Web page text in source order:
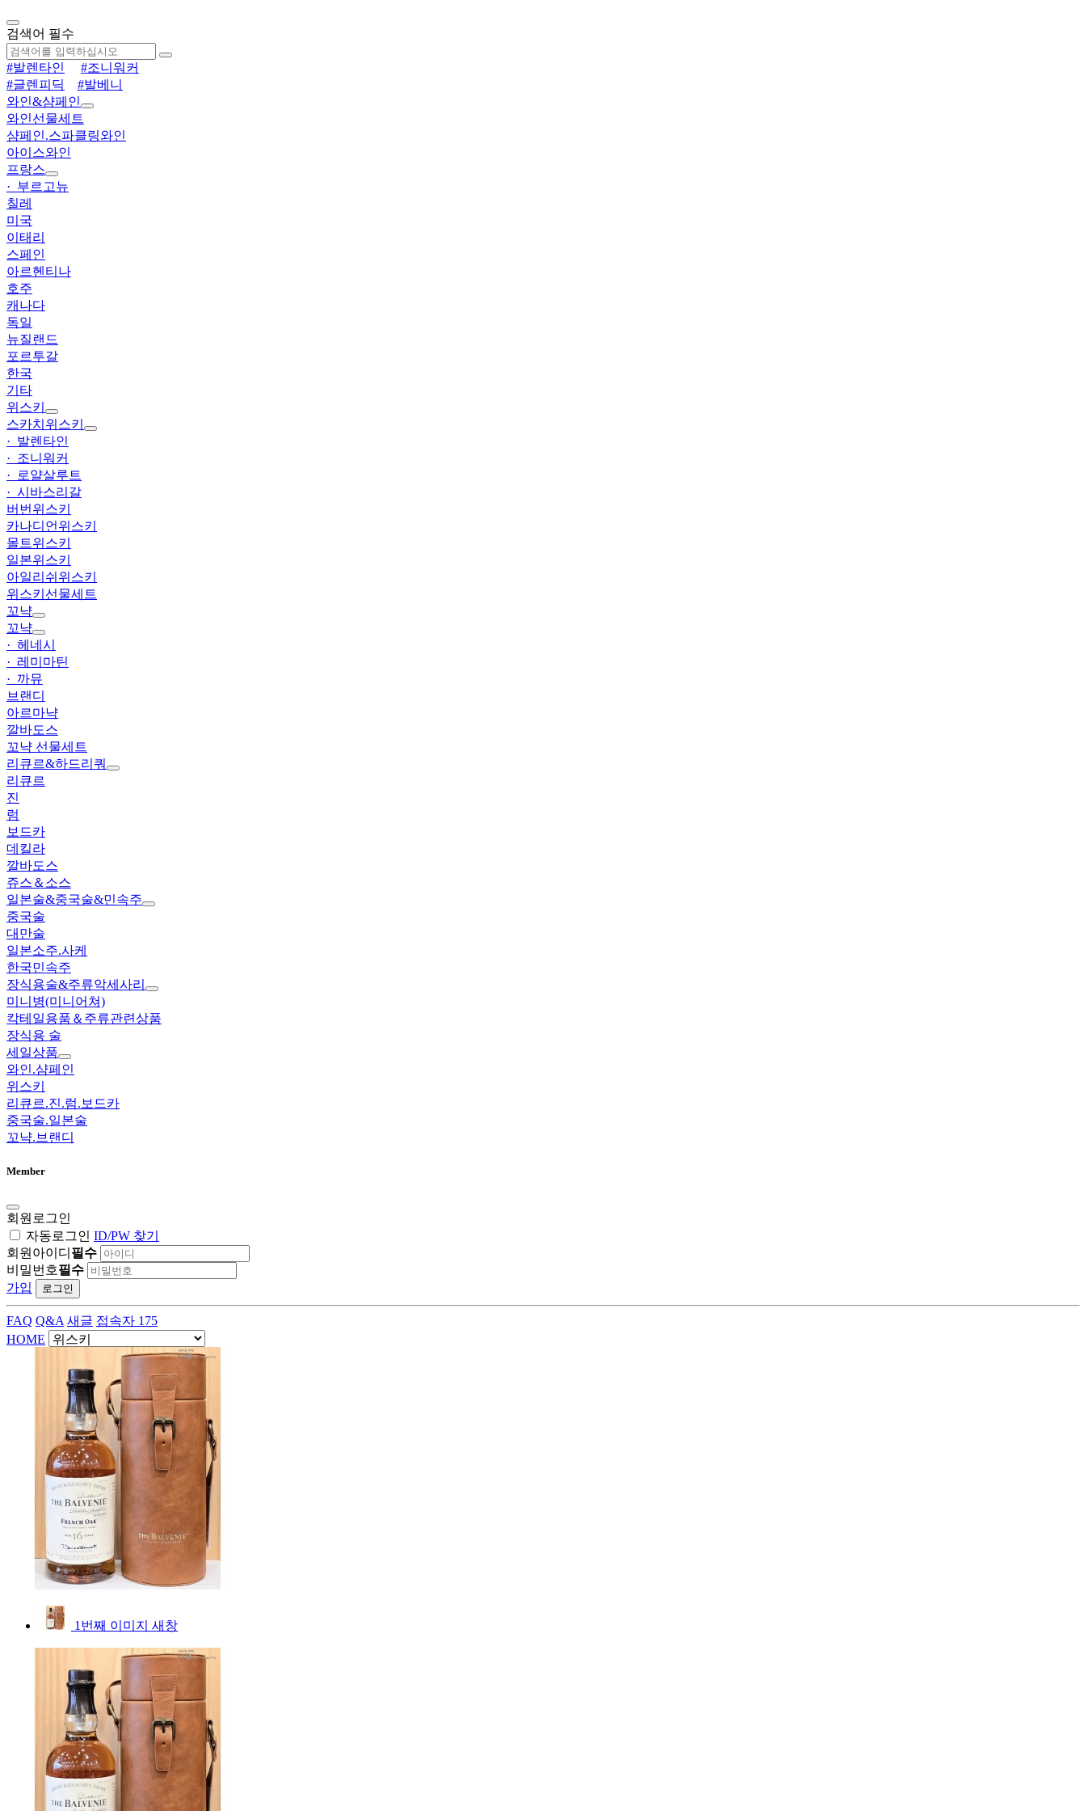
검색어 필수
#발렌타인
#조니워커
#글렌피딕
#발베니
와인&샴페인
와인선물세트
샴페인.스파클링와인
아이스와인
프랑스
· 부르고뉴
칠레
미국
이태리
스페인
아르헨티나
호주
캐나다
독일
뉴질랜드
포르투갈
한국
기타
위스키
스카치위스키
· 발렌타인
· 조니워커
· 로얄살루트
· 시바스리갈
버번위스키
카나디언위스키
몰트위스키
일본위스키
아일리쉬위스키
위스키선물세트
꼬냑
꼬냑
· 헤네시
· 레미마틴
· 까뮤
브랜디
아르마냑
깔바도스
꼬냑 선물세트
리큐르&하드리쿼
리큐르
진
럼
보드카
데킬라
깔바도스
쥬스＆소스
일본술&중국술&민속주
중국술
대만술
일본소주.사케
한국민속주
장식용술&주류악세사리
미니병(미니어쳐)
칵테일용품＆주류관련상품
장식용 술
세일상품
와인.샴페인
위스키
리큐르.진.럼.보드카
중국술.일본술
꼬냑.브랜디
Member
회원로그인
자동로그인 ID/PW 찾기
회원아이디 필수
비밀번호필수
가입
로그인
FAQ Q&A 새글 접속자 175
HOME
1번째 이미지 새창